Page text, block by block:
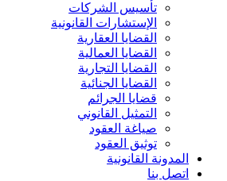
تأسيس الشركات
الإستشارات القانونية
القضايا العقارية
القضايا العمالية
القضايا التجارية
القضايا الجنائية
قضايا الجرائم
التمثيل القانوني
صياغة العقود
توثيق العقود
المدونة القانونية
اتصل بنا